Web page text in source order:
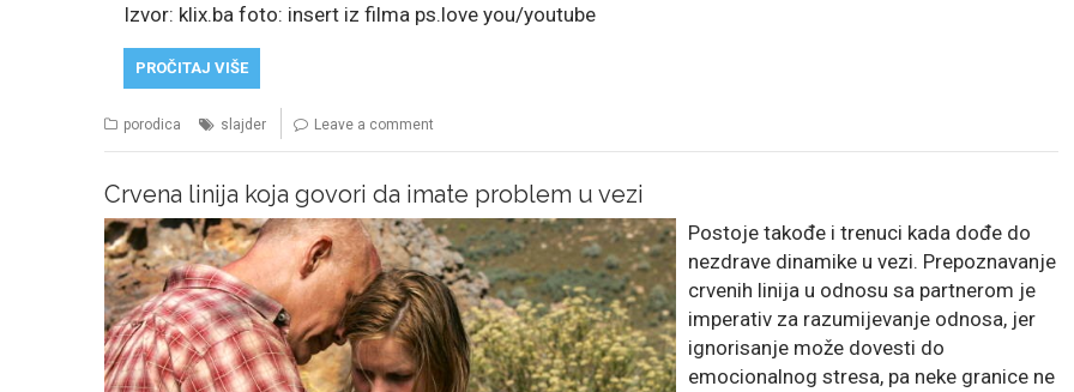
Izvor: klix.ba foto: insert iz filma ps.love you/youtube
PROČITAJ VIŠE
porodica slajder Leave a comment
Crvena linija koja govori da imate problem u vezi
Postoje takođe i trenuci kada dođe do
nezdrave dinamike u vezi. Prepoznavanje
crvenih linija u odnosu sa partnerom je
imperativ za razumijevanje odnosa, jer
ignorisanje može dovesti do
emocionalnog stresa, pa neke granice ne